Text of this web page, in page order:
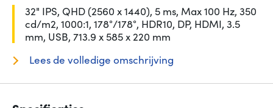
32" IPS, QHD (2560 x 1440), 5 ms, Max 100 Hz, 350
cd/m2, 1000:1, 178°/178°, HDR10, DP, HDMI, 3.5
mm, USB, 713.9 x 585 x 220 mm
Lees de volledige omschrijving